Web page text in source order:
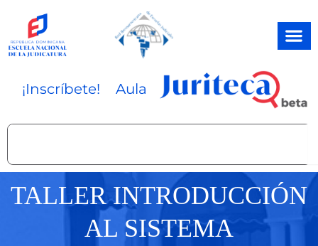
contenido
¡Inscríbete! Aula
Search
TALLER INTRODUCCIÓN
AL SISTEMA